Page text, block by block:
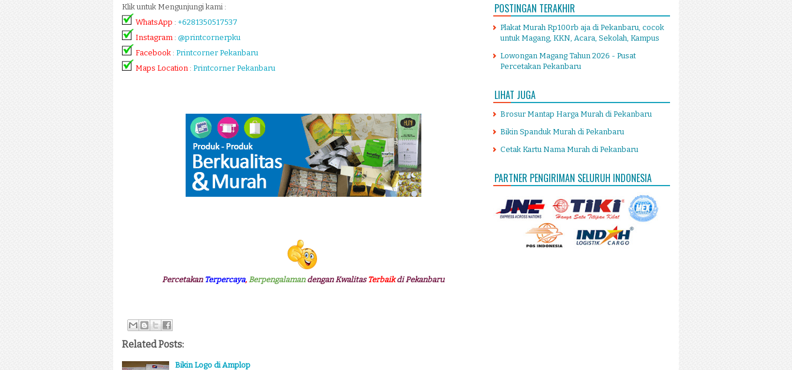
Klik untuk Mengunjungi kami :
WhatsApp : +6281350517537
Instagram : @printcornerpku
Facebook : Printcorner Pekanbaru
Maps Location : Printcorner Pekanbaru
Percetakan Terpercaya, Berpengalamandengan Kwalitas Terbaik di Pekanbaru
Related Posts:
Bikin Logo di Amplop
POSTINGAN TERAKHIR
Plakat Murah Rp100rb aja di Pekanbaru, cocok
untuk Magang, KKN, Acara, Sekolah, Kampus
Lowongan Magang Tahun 2026 - Pusat
Percetakan Pekanbaru
LIHAT JUGA
Brosur Mantap Harga Murah di Pekanbaru
Bikin Spanduk Murah di Pekanbaru
Cetak Kartu Nama Murah di Pekanbaru
PARTNER PENGIRIMAN SELURUH INDONESIA